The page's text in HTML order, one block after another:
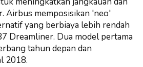
Airbus memposisikan 'neo'
yang berbiaya lebih rendah
Dreamliner. Dua model pertama
tahun depan dan
2018.